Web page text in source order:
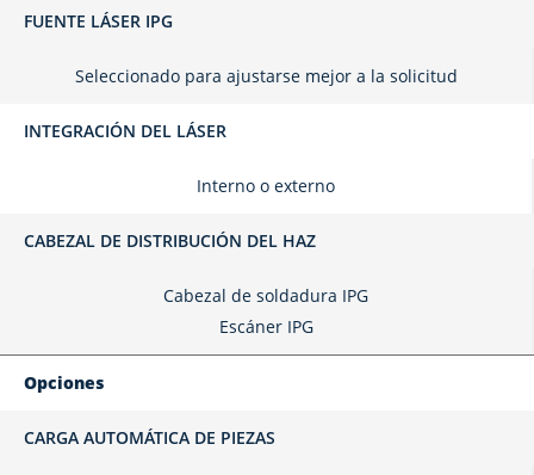
FUENTE LÁSER IPG
Seleccionado para ajustarse mejor a la solicitud
INTEGRACIÓN DEL LÁSER
Interno o externo
CABEZAL DE DISTRIBUCIÓN DEL HAZ
Cabezal de soldadura IPG
Escáner IPG
Opciones
CARGA AUTOMÁTICA DE PIEZAS